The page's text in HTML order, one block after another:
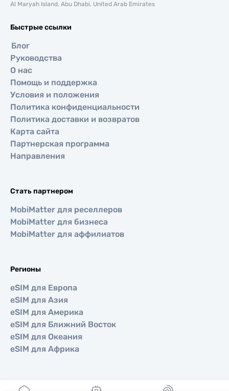
Al Maryah Island, Abu Dhabi, United Arab Emirates
Быстрые ссылки
Блог
Руководства
О нас
Помощь и поддержка
Условия и положения
Политика конфиденциальности
Политика доставки и возвратов
Карта сайта
Партнерская программа
Направления
Стать партнером
MobiMatter для реселлеров
MobiMatter для бизнеса
MobiMatter для аффилиатов
Регионы
eSIM для Европа
eSIM для Азия
eSIM для Америка
eSIM для Ближний Восток
eSIM для Океания
eSIM для Африка
Страны